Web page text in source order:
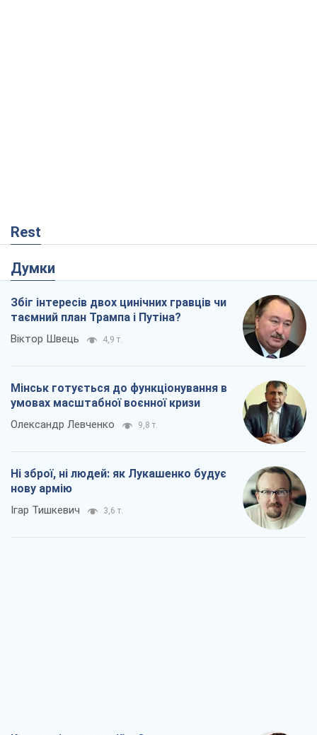
Rest
Думки
Збіг інтересів двох цинічних гравців чи
таємний план Трампа і Путіна?
Віктор Швець 4,9 т.
Мінськ готується до функціонування в
умовах масштабної воєнної кризи
Олександр Левченко 9,8 т.
Ні зброї, ні людей: як Лукашенко будує
нову армію
Ігар Тишкевич 3,6 т.